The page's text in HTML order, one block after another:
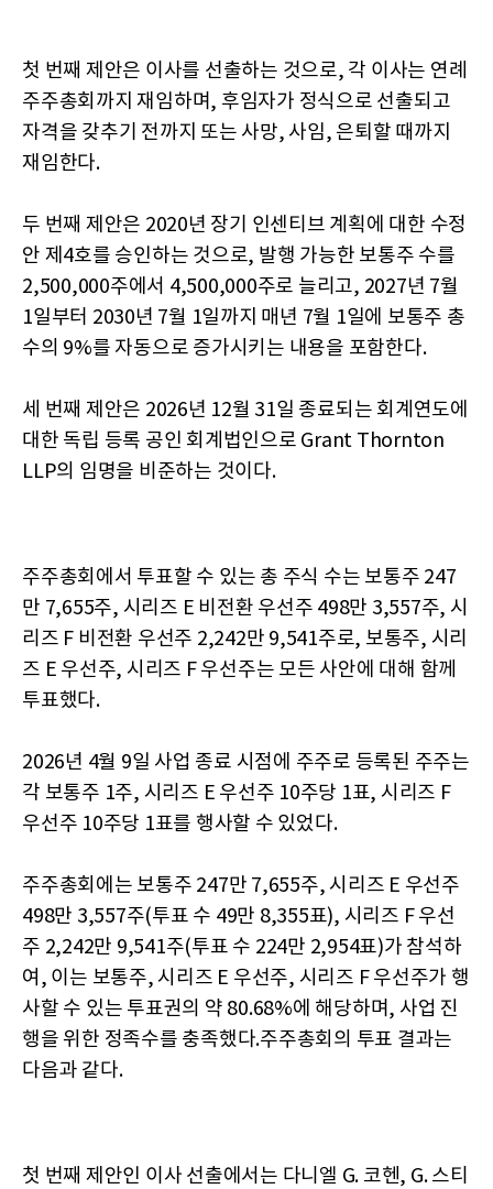
첫 번째 제안은 이사를 선출하는 것으로, 각 이사는 연례
주주총회까지 재임하며, 후임자가 정식으로 선출되고
자격을 갖추기 전까지 또는 사망, 사임, 은퇴할 때까지
재임한다.
두 번째 제안은 2020년 장기 인센티브 계획에 대한 수정
안 제4호를 승인하는 것으로, 발행 가능한 보통주 수를
2,500,000주에서 4,500,000주로 늘리고, 2027년 7월
1일부터 2030년 7월 1일까지 매년 7월 1일에 보통주 총
수의 9%를 자동으로 증가시키는 내용을 포함한다.
세 번째 제안은 2026년 12월 31일 종료되는 회계연도에
대한 독립 등록 공인 회계법인으로 Grant Thornton
LLP의 임명을 비준하는 것이다.
주주총회에서 투표할 수 있는 총 주식 수는 보통주 247
만 7,655주, 시리즈 E 비전환 우선주 498만 3,557주, 시
리즈 F 비전환 우선주 2,242만 9,541주로, 보통주, 시리
즈 E 우선주, 시리즈 F 우선주는 모든 사안에 대해 함께
투표했다.
2026년 4월 9일 사업 종료 시점에 주주로 등록된 주주는
각 보통주 1주, 시리즈 E 우선주 10주당 1표, 시리즈 F
우선주 10주당 1표를 행사할 수 있었다.
주주총회에는 보통주 247만 7,655주, 시리즈 E 우선주
498만 3,557주(투표 수 49만 8,355표), 시리즈 F 우선
주 2,242만 9,541주(투표 수 224만 2,954표)가 참석하
여, 이는 보통주, 시리즈 E 우선주, 시리즈 F 우선주가 행
사할 수 있는 투표권의 약 80.68%에 해당하며, 사업 진
행을 위한 정족수를 충족했다.주주총회의 투표 결과는
다음과 같다.
첫 번째 제안인 이사 선출에서는 다니엘 G. 코헨, G. 스티